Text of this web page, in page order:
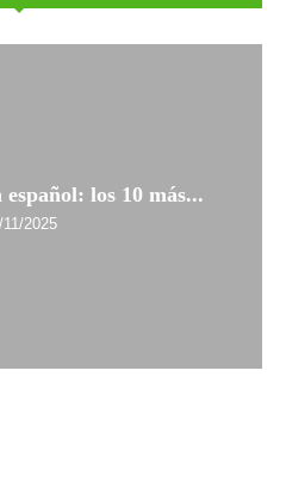
los 10 más...
11/2025